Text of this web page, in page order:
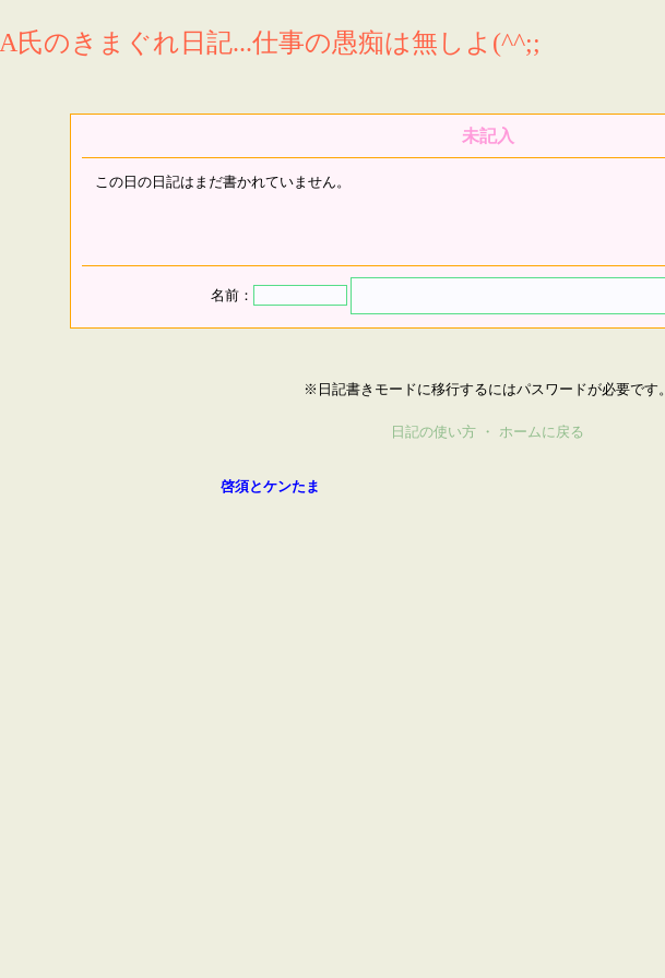
A氏のきまぐれ日記...仕事の愚痴は無しよ(^^;;
未記入
この日の日記はまだ書かれていません。
名前：
※日記書きモードに移行するにはパスワードが必要です。
日記の使い方 ・ ホームに戻る
啓須とケンたま